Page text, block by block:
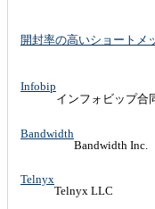
開封率の高いショートメ
Infobip
インフォビップ合
Bandwidth
Bandwidth Inc.
Telnyx
Telnyx LLC